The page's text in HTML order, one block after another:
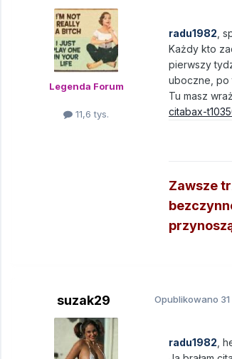
Legenda Forum
11,6 tys.
radu1982 ,
Każdy kto
pierwszy
uboczne, po
Tu masz
citabax-
Zawsze
suzak29 Opublikowano
radu1982 ,